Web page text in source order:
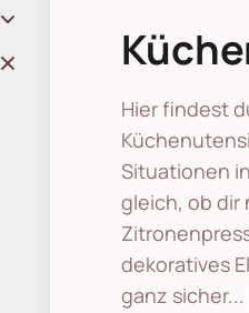
Hier findest
Situationen
gleich, ob dir
dekoratives
ganz sicher...